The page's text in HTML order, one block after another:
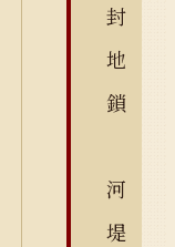
封
地
鎖
河
堤